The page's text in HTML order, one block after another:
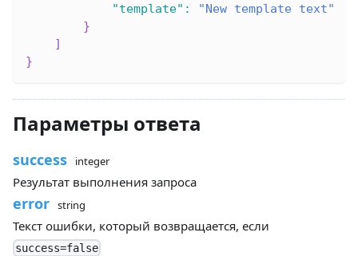
"template" :
"New template text"
}
]
}
Параметры ответа
success integer
Результат выполнения запроса
error string
Текст ошибки, который возвращается, если
success=false